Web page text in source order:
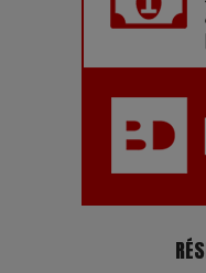
Pharaonic Festival
montagnes, une fête à